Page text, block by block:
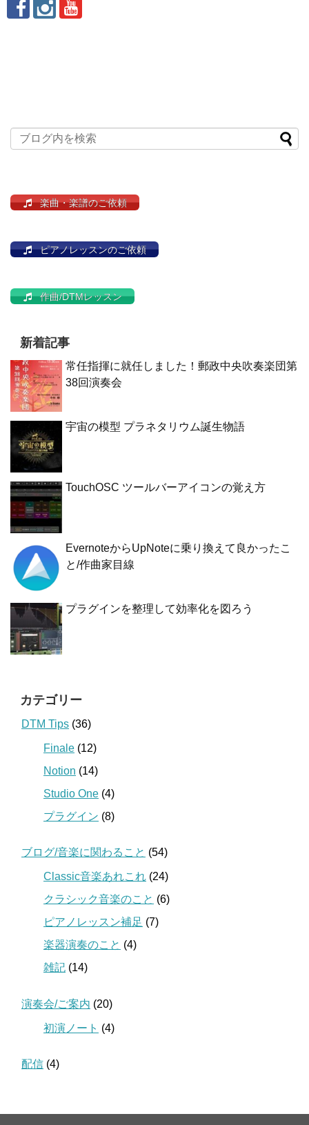
楽曲・楽譜のご依頼
ピアノレッスンのご依頼
作曲/DTMレッスン
新着記事
常任指揮に就任しました！郵政中央吹奏楽団第
38回演奏会
宇宙の模型 プラネタリウム誕生物語
TouchOSC ツールバーアイコンの覚え方
EvernoteからUpNoteに乗り換えて良かったこ
と/作曲家目線
プラグインを整理して効率化を図ろう
カテゴリー
DTM Tips (36)
Finale (12)
Notion (14)
Studio One (4)
プラグイン (8)
ブログ/音楽に関わること (54)
Classic音楽あれこれ (24)
クラシック音楽のこと (6)
ピアノレッスン補足 (7)
楽器演奏のこと (4)
雑記 (14)
演奏会/ご案内 (20)
初演ノート (4)
配信 (4)